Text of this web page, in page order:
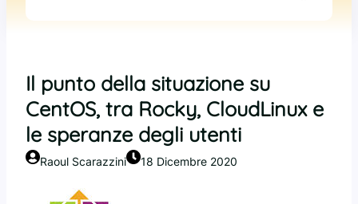
Il punto della situazione su
CentOS, tra Rocky, CloudLinux e
le speranze degli utenti
Raoul Scarazzini 18 Dicembre 2020